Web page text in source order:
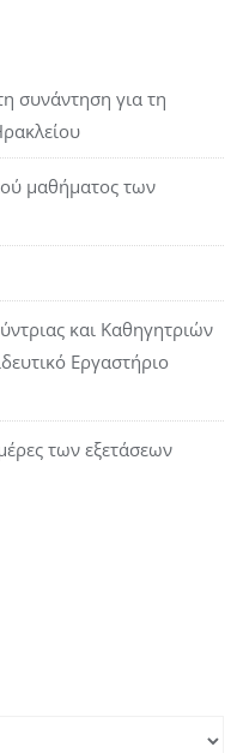
συνάντηση για τη
μαθήματος των
και Καθηγητριών
Εργαστήριο
των εξετάσεων